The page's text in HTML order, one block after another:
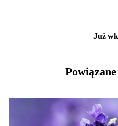
Już